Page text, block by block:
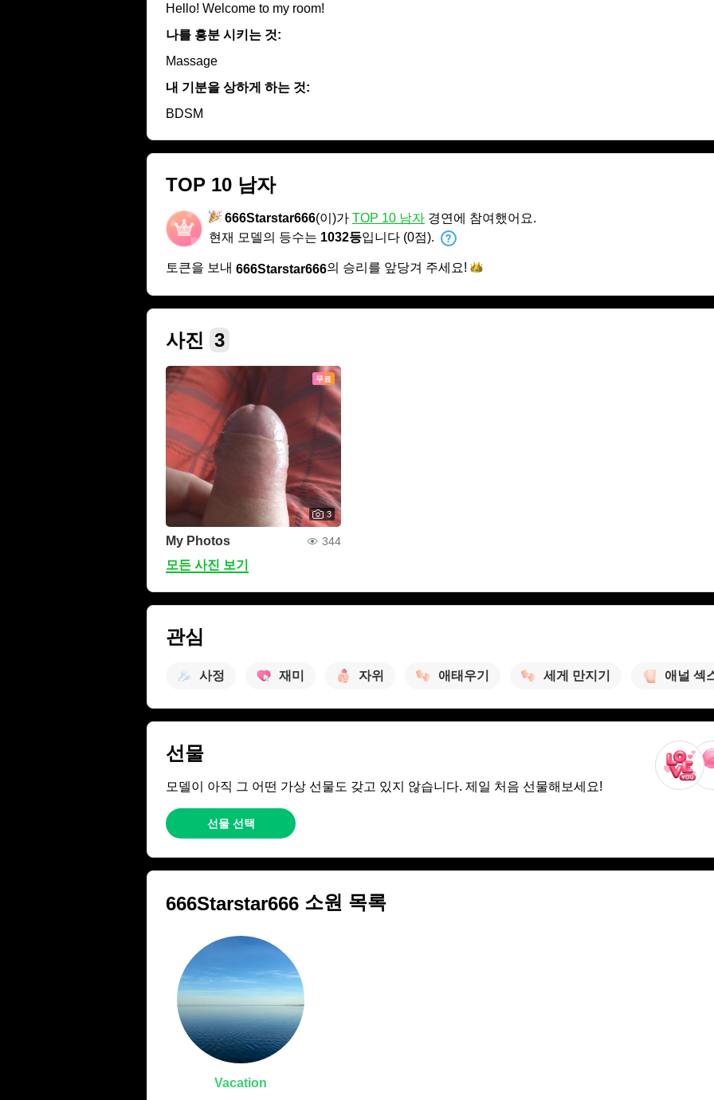
Hello! Welcome to my room!
나를 흥분 시키는 것:
Massage
내 기분을 상하게 하는 것:
BDSM
TOP 10 남자
666Starstar666(이)가 TOP 10 남자 경연에 참여했어요.
현재 모델의 등수는 1032등입니다 (0점).
토큰을 보내 666Starstar666의 승리를 앞당겨 주세요!
사진 3
무료
3
My Photos 344
모든 사진 보기
관심
사정 재미 자위 애태우기 세게 만지기 애널 섹
선물
모델이 아직 그 어떤 가상 선물도 갖고 있지 않습니다. 제일 처음 선물해보세요!
선물 선택
666Starstar666 소원 목록
Vacation